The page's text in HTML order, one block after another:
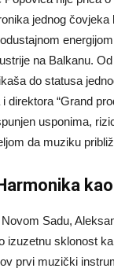
jednog čovjeka
na Balkanu.
do statusa
direktora “Grand
usponima,
da muziku
Sadu,
izuzetnu sklonost
prvi muzički